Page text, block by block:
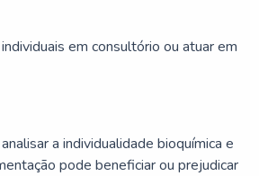
em consultório ou atuar em
a individualidade bioquímica e
pode beneficiar ou prejudicar